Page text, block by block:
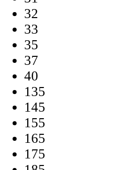
32
33
35
37
40
135
145
155
165
175